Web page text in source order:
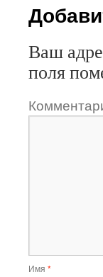
Ваш
поля
Имя *